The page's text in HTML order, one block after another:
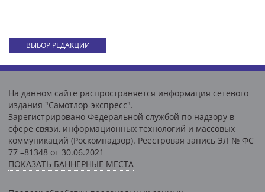
ВЫБОР РЕДАКЦИИ
На данном сайте распространяется информация сетевого
издания "Самотлор-экспресс".
Зарегистрировано Федеральной службой по надзору в
сфере связи, информационных технологий и массовых
коммуникаций (Роскомнадзор). Реестровая запись ЭЛ № ФС
77 –81348 от 30.06.2021
ПОКАЗАТЬ БАННЕРНЫЕ МЕСТА